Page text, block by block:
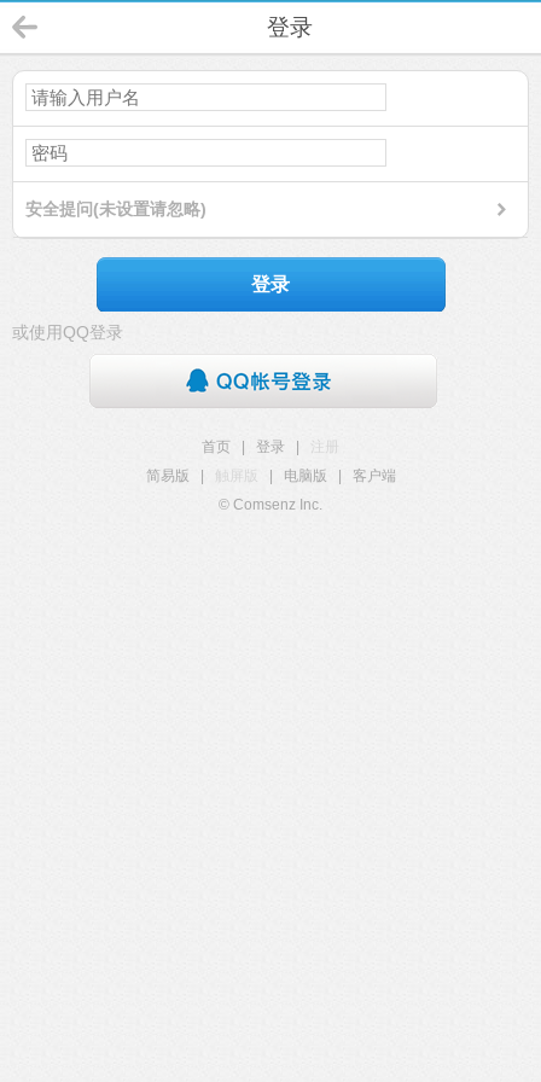
登录
安全提问(未设置请忽略)
登录
或使用QQ登录
首页 登录
注册
简易版
触屏版 电脑版
客户端
© Comsenz Inc.